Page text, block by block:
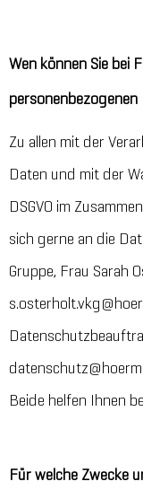
Wen können Sie bei
Zu allen mit der
Daten und mit der
DSGVO im
sich gerne an die
Gruppe, Frau
Beide helfen Ihnen
Für welche Zwecke